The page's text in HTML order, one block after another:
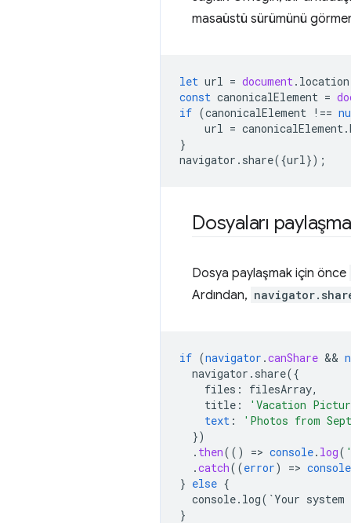
masaüstü sürümünü
let url = document . location
const canonicalElement =
if (canonicalElement !==
url = canonicalElement .
}
navigator . share({url });
Dosyaları paylaşma
Dosya paylaşmak için önce
Ardından,
if (navigator .canShare &&
navigator.share({
files : filesArray,
title :
'Vacation
text :
'Photos from
})
. then(() => console. log(
.catch((error) => console
} else {
console.log(`Your system
}